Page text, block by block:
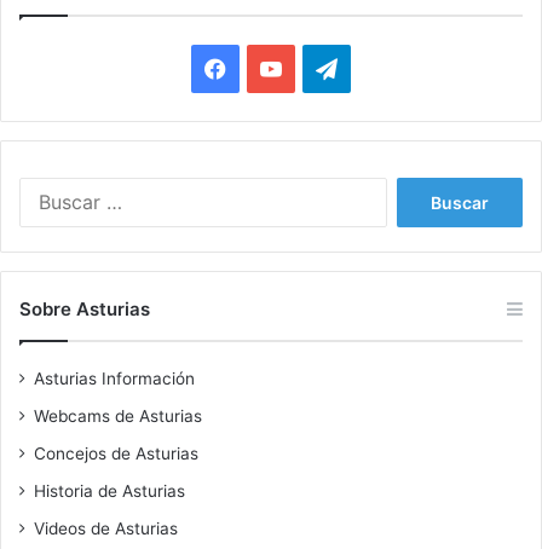
Facebook
YouTubeTelegram
Sobre Asturias
Asturias Información
Webcams de Asturias
Concejos de Asturias
Historia de Asturias
Videos de Asturias